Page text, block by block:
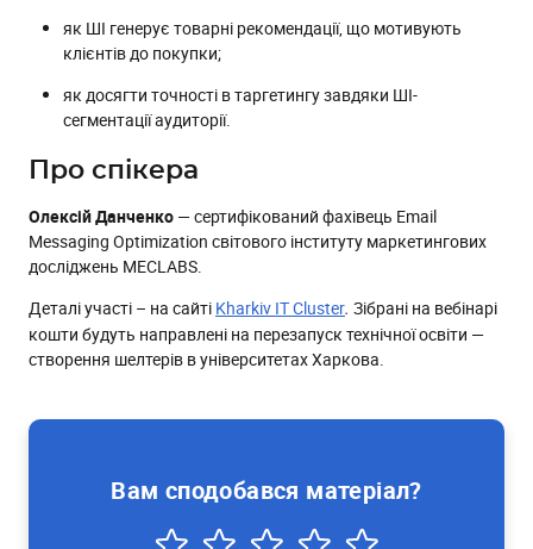
як ШІ генерує товарні рекомендації, що мотивують
клієнтів до покупки;
як досягти точності в таргетингу завдяки ШІ-
сегментації аудиторії.
Про спікера
Олексій Данченко — сертифікований фахівець Email
Messaging Optimization світового інституту маркетингових
досліджень MECLABS.
Деталі участі – на сайті Kharkiv IT Cluster. Зібрані на вебінарі
кошти будуть направлені на перезапуск технічної освіти —
створення шелтерів в університетах Харкова.
Вам сподобався матеріал?